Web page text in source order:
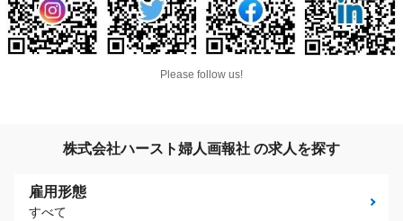
Please follow us!
株式会社ハースト婦人画報社 の求人を探す
雇用形態
すべて